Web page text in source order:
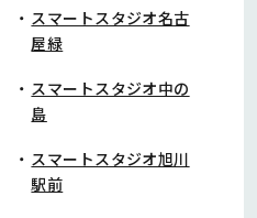
スマートスタジオ名古
屋緑
スマートスタジオ中の
島
スマートスタジオ旭川
駅前